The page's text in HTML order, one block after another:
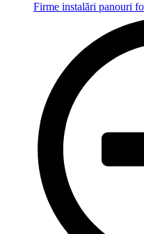
Firme instalări panouri